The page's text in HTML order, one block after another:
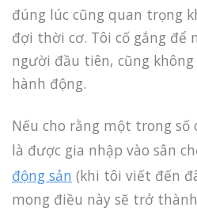
đúng lúc cũng quan trọng
đợi thời cơ. Tôi cố gắng để
người đầu tiên, cũng
hành động.
Nếu cho rằng một trong số
là được gia nhập vào sân
động sản (khi tôi viết đến
mong điều này sẽ trở